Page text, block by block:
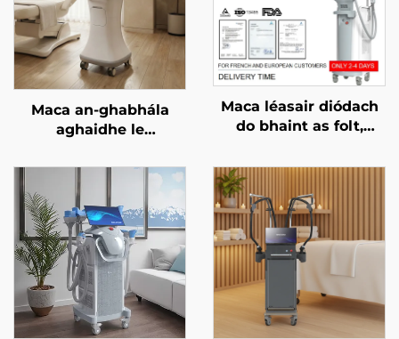
Maca an-ghabhála
aghaidhe le
RF dá dhraoidh
freastalaí 1/2 MHz
Maca léasair diódach
do bhaint as folt,
ag an MDR, agus ag an
MDSAP, 600W, 1200W,
1800W, 3000W, 4 i 1, le
spásanna in ionadú,
755 nm, 808 nm, 940
nm, 1064 nm